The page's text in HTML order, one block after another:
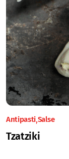
Antipasti Salse
Tzatziki